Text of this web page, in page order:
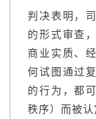
判决表明，
的形式审查
商业实质、
何试图通过
的行为，都
秩序）而被认